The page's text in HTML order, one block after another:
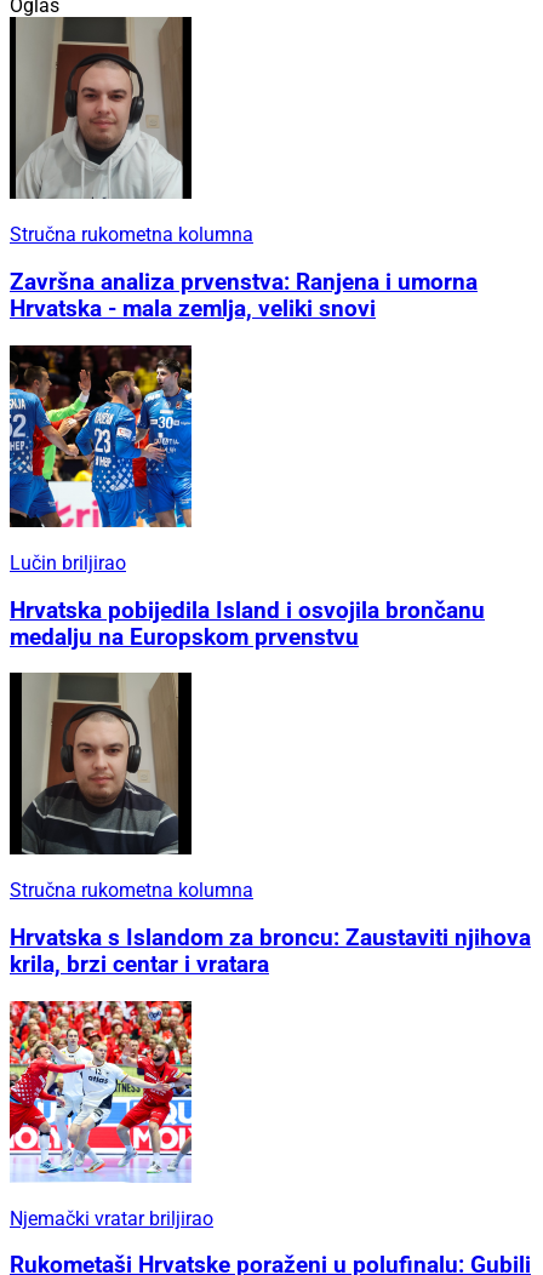
Oglas
Stručna rukometna kolumna
Završna analiza prvenstva: Ranjena i umorna
Hrvatska - mala zemlja, veliki snovi
Lučin briljirao
Hrvatska pobijedila Island i osvojila brončanu
medalju na Europskom prvenstvu
Stručna rukometna kolumna
Hrvatska s Islandom za broncu: Zaustaviti njihova
krila, brzi centar i vratara
Njemački vratar briljirao
Rukometaši Hrvatske poraženi u polufinalu: Gubili